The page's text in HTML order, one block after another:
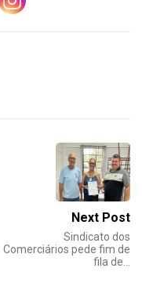
Next Post
Sindicato dos
Comerciários pede fim de
fila de…